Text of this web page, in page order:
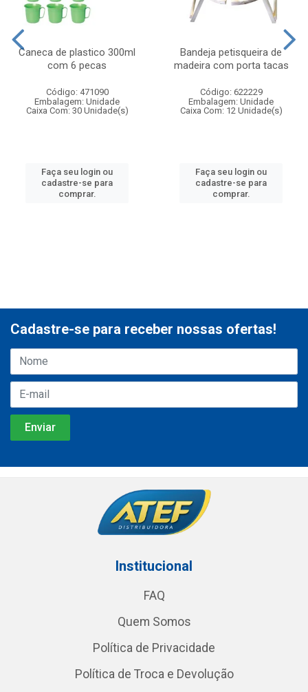
Caneca de plastico 300ml
com 6 pecas
Código: 471090
Embalagem: Unidade
Caixa Com: 30 Unidade(s)
Faça seu login ou
cadastre-se para
comprar.
Bandeja petisqueira de
madeira com porta tacas
Código: 622229
Embalagem: Unidade
Caixa Com: 12 Unidade(s)
Faça seu login ou
cadastre-se para
comprar.
Cadastre-se para receber nossas ofertas!
Institucional
FAQ
Quem Somos
Política de Privacidade
Política de Troca e Devolução